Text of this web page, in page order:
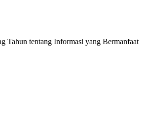
Tahun tentang Informasi yang Bermanfaat